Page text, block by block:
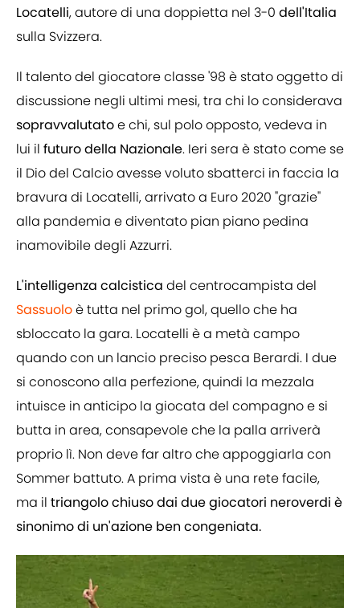
Locatelli, autore di una doppietta nel 3-0 dell'Italia
sulla Svizzera.
Il talento del giocatore classe '98 è stato oggetto di
discussione negli ultimi mesi, tra chi lo considerava
sopravvalutatoe chi, sul polo opposto, vedeva in
lui il futuro della Nazionale. Ieri sera è stato come se
il Dio del Calcio avesse voluto sbatterci in faccia la
bravura di Locatelli, arrivato a Euro 2020 "grazie"
alla pandemia e diventato pian piano pedina
inamovibile degli Azzurri.
L'intelligenza calcistica del centrocampista del
Sassuoloè tutta nel primo gol, quello che ha
sbloccato la gara. Locatelli è a metà campo
quando con un lancio preciso pesca Berardi. I due
si conoscono alla perfezione, quindi la mezzala
intuisce in anticipo la giocata del compagno e si
butta in area, consapevole che la palla arriverà
proprio lì. Non deve far altro che appoggiarla con
Sommer battuto. A prima vista è una rete facile,
ma il triangolo chiuso dai due giocatori neroverdi è
sinonimo di un'azione ben congeniata.